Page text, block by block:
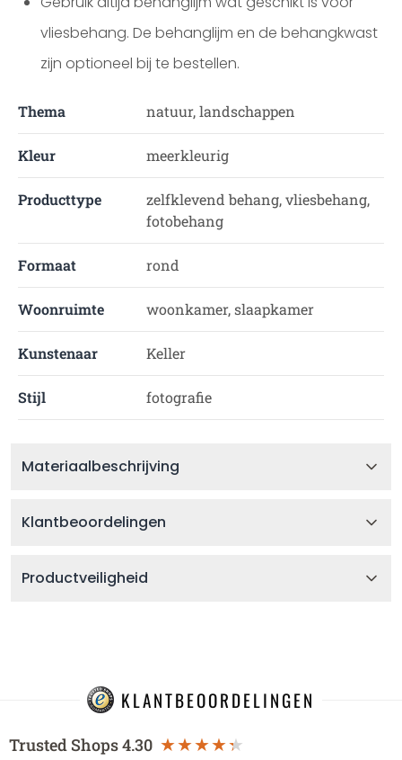
vliesbehang. De behanglijm en de behangkwast
zijn optioneel bij te bestellen.
Thema natuur, landschappen
Kleur meerkleurig
Producttype
zelfklevend behang, vliesbehang,
fotobehang
Formaat rond
Woonruimte woonkamer, slaapkamer
Kunstenaar Keller
Stijl fotografie
Materiaalbeschrijving
Klantbeoordelingen
Productveiligheid
KLANTBEOORDELINGEN
Trusted Shops4.30